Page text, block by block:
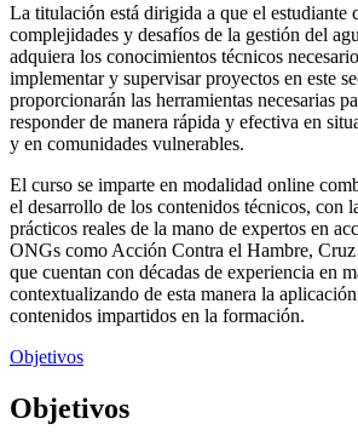
La titulación está dirigida a que el estudiante
complejidades y desafíos de la gestión del
adquiera los conocimientos técnicos
implementar y supervisar proyectos en este
proporcionarán las herramientas necesarias
responder de manera rápida y efectiva en
y en comunidades vulnerables.
El curso se imparte en modalidad online
el desarrollo de los contenidos técnicos, con
prácticos reales de la mano de expertos en
ONGs como Acción Contra el Hambre,
que cuentan con décadas de experiencia en
contextualizando de esta manera la
contenidos impartidos en la formación.
Objetivos
Objetivos